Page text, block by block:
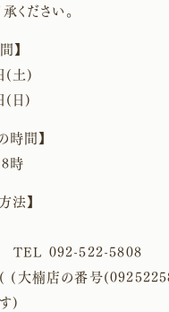
ください。
】
(土)
(日)
時間】
時
法】
TEL 092-522-5808
(大楠店の番号
)